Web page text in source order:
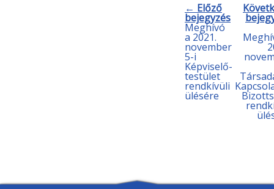
← Előző
bejegyzés
Meghívó
a 2021.
november
5-i
Képviselő-
testület
rendkívüli
ülésére